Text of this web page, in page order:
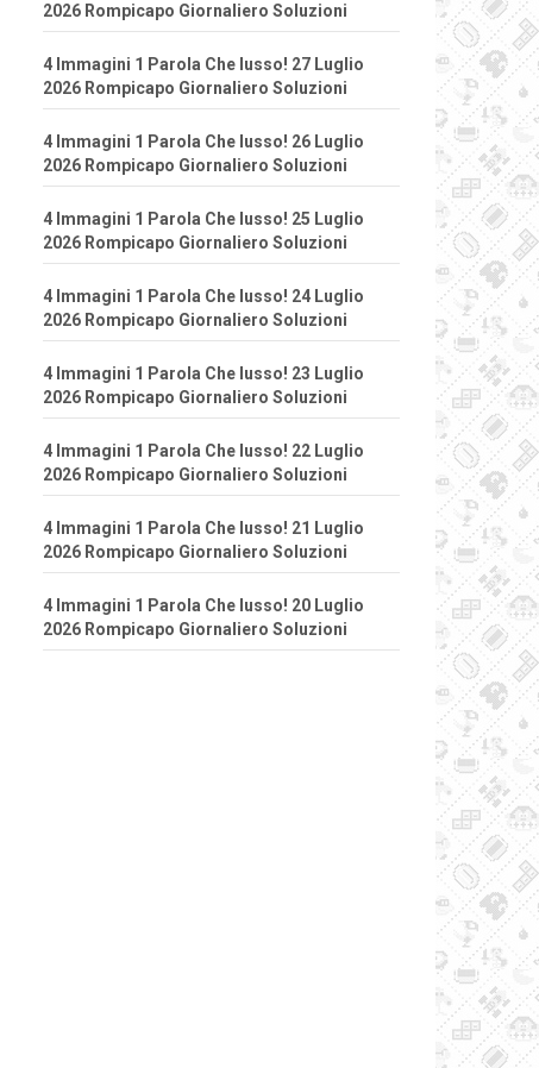
2026 Rompicapo Giornaliero Soluzioni
4 Immagini 1 Parola Che lusso! 27 Luglio
2026 Rompicapo Giornaliero Soluzioni
4 Immagini 1 Parola Che lusso! 26 Luglio
2026 Rompicapo Giornaliero Soluzioni
4 Immagini 1 Parola Che lusso! 25 Luglio
2026 Rompicapo Giornaliero Soluzioni
4 Immagini 1 Parola Che lusso! 24 Luglio
2026 Rompicapo Giornaliero Soluzioni
4 Immagini 1 Parola Che lusso! 23 Luglio
2026 Rompicapo Giornaliero Soluzioni
4 Immagini 1 Parola Che lusso! 22 Luglio
2026 Rompicapo Giornaliero Soluzioni
4 Immagini 1 Parola Che lusso! 21 Luglio
2026 Rompicapo Giornaliero Soluzioni
4 Immagini 1 Parola Che lusso! 20 Luglio
2026 Rompicapo Giornaliero Soluzioni